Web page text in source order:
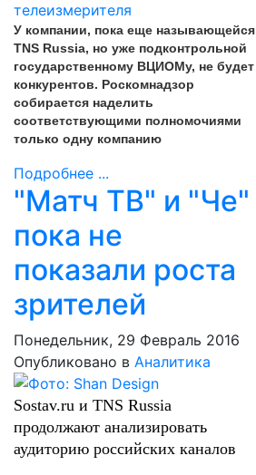
У компании, пока еще называющейся
TNS Russia, но уже подконтрольной
государственному ВЦИОМу, не будет
конкурентов. Роскомнадзор
собирается наделить
соответствующими полномочиями
только одну компанию
Подробнее ...
"Матч ТВ" и "Че"
пока не
показали роста
зрителей
Понедельник, 29 Февраль 2016
Опубликовано в Аналитика
Sostav.ru и TNS Russia
продолжают анализировать
аудиторию российских каналов